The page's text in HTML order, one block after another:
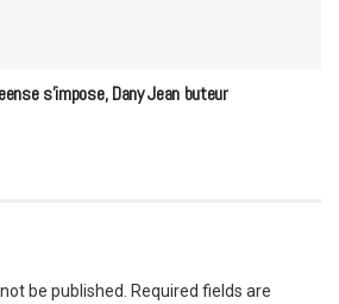
s’impose, Dany Jean buteur
be published. Required fields are